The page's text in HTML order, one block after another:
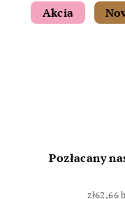
Akcia
Pozłacany
zł62,66